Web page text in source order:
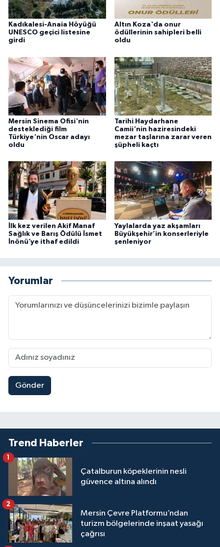
Kadıkalesi-Anaia Höyüğü
UNESCO geçici listesine
girdi
Altın Koza'da onur
ödüllerinin sahipleri belli
oldu
Mersin Sinema Ofisi'nin
desteklediği film
Türkiye'nin Oscar adayı
oldu
Tarihi Haydarhane
Camii'nin haziresindeki
mezar taşlarına zarar veren
şüpheli kaçtı
İlk kez verilen Akif Manaf
Sağlık ve Barış Ödülü İsmet
İnönü’ye ithaf edildi
Yaylalarda yaz akşamları
Büyükşehir’in konserleriyle
şenleniyor
Yorumlar
Gönder
Trend Haberler
Çatalburun köpeklerinin nesli
güvence altına alındı
1
Mersin Çevre Platformu’ndan
turizm bölgelerinde inşaat yasağı
çağrısı
2